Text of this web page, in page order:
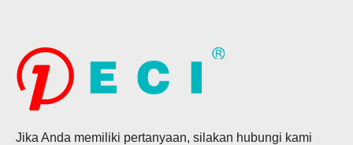
Jika Anda memiliki pertanyaan, silakan hubungi kami